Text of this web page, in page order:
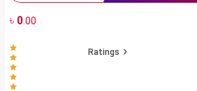
৳ 0.00
Ratings